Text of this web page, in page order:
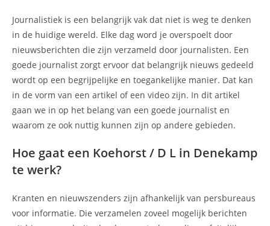
Journalistiek is een belangrijk vak dat niet is weg te denken
in de huidige wereld. Elke dag word je overspoelt door
nieuwsberichten die zijn verzameld door journalisten. Een
goede journalist zorgt ervoor dat belangrijk nieuws gedeeld
wordt op een begrijpelijke en toegankelijke manier. Dat kan
in de vorm van een artikel of een video zijn. In dit artikel
gaan we in op het belang van een goede journalist en
waarom ze ook nuttig kunnen zijn op andere gebieden.
Hoe gaat een Koehorst / D L in Denekamp
te werk?
Kranten en nieuwszenders zijn afhankelijk van persbureaus
voor informatie. Die verzamelen zoveel mogelijk berichten